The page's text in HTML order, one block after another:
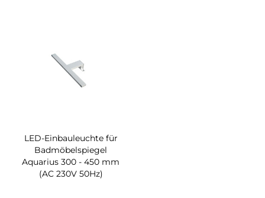
LED-Einbauleuchte für
Badmöbelspiegel
Aquarius 300 - 450 mm
(AC 230V 50Hz)